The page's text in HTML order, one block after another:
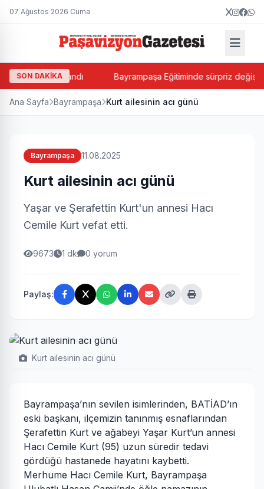
07 Ağustos 2026 Cuma
SON DAKİKA
Balkan atandı Bayrampaşa Eğitiminde sürpriz değişim!
Ana Sayfa Bayrampaşa Kurt ailesinin acı günü
Bayrampaşa 11.08.2025
Kurt ailesinin acı günü
Yaşar ve Şerafettin Kurt'un annesi Hacı
Cemile Kurt vefat etti.
9673 1 dk 0 yorum
Paylaş:
Kurt ailesinin acı günü
Bayrampaşa’nın sevilen isimlerinden, BATİAD’ın
eski başkanı, ilçemizin tanınmış esnaflarından
Şerafettin Kurt ve ağabeyi Yaşar Kurt’un annesi
Hacı Cemile Kurt (95) uzun süredir tedavi
gördüğü hastanede hayatını kaybetti.
Merhume Hacı Cemile Kurt, Bayrampaşa